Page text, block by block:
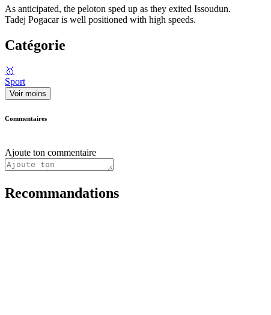
As anticipated, the peloton sped up as they exited Issoudun.
Tadej Pogacar is well positioned with high speeds.
Catégorie
🥇
Sport
Voir moins
Commentaires
Ajoute ton commentaire
Recommandations